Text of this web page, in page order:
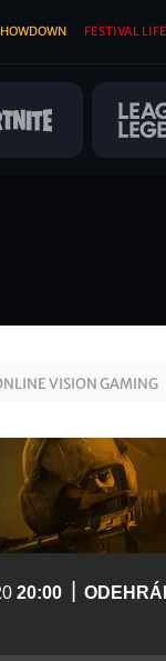
FESTIVAL
VISION GAMING
20:00